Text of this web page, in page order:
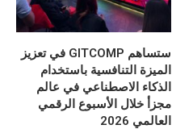
ستساهم GITCOMP في تعزيز
الميزة التنافسية باستخدام
الذكاء الاصطناعي في عالم
مجزأ خلال الأسبوع الرقمي
العالمي 2026